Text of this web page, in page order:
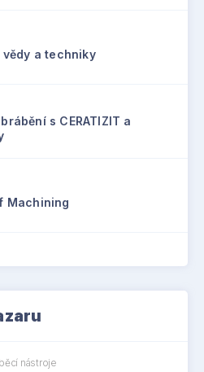
vědy a techniky
s CERATIZIT a
Machining
nástroje